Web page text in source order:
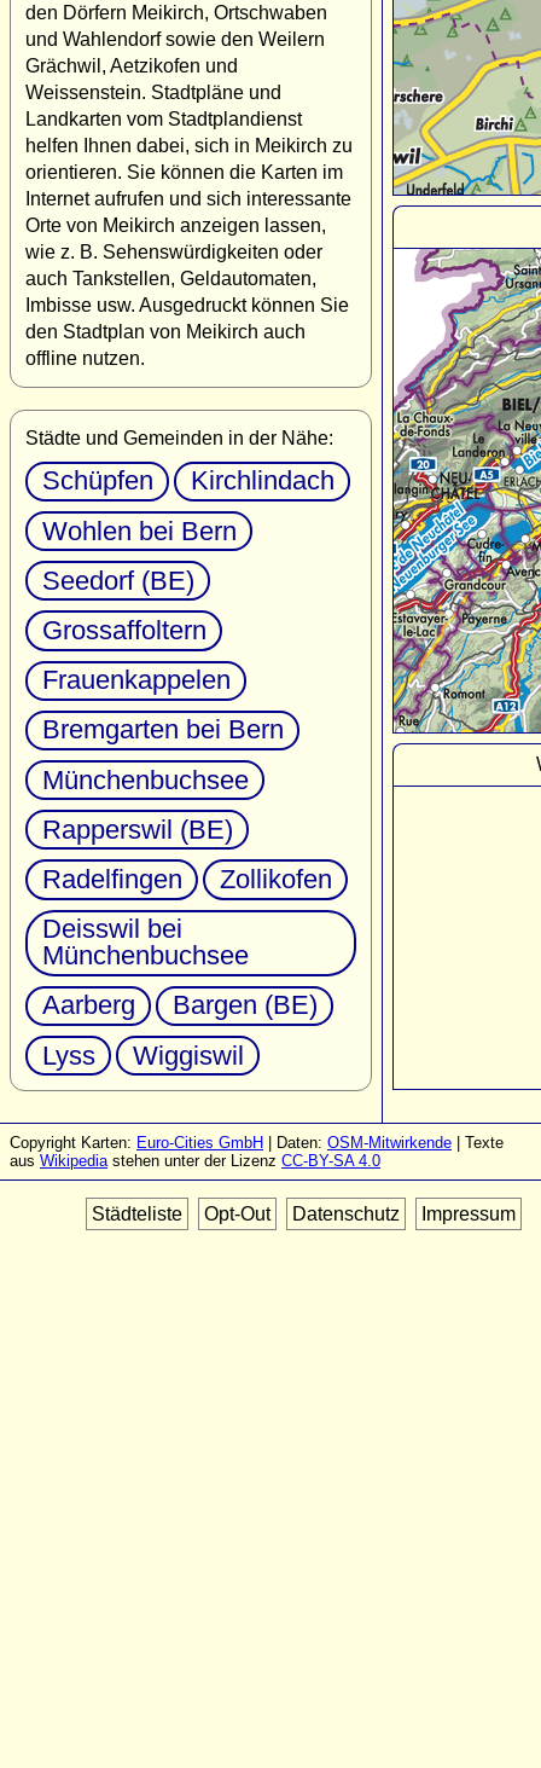
den Dörfern Meikirch, Ortschwaben
und Wahlendorf sowie den Weilern
Grächwil, Aetzikofen und
Weissenstein. Stadtpläne und
Landkarten vom Stadtplandienst
helfen Ihnen dabei, sich in Meikirch zu
orientieren. Sie können die Karten im
Internet aufrufen und sich interessante
Orte von Meikirch anzeigen lassen,
wie z. B. Sehenswürdigkeiten oder
auch Tankstellen, Geldautomaten,
Imbisse usw. Ausgedruckt können Sie
den Stadtplan von Meikirch auch
offline nutzen.
Städte und Gemeinden in der Nähe:
Schüpfen
Kirchlindach
Wohlen bei Bern
Seedorf (BE)
Grossaffoltern
Frauenkappelen
Bremgarten bei Bern
Münchenbuchsee
Rapperswil (BE)
Radelfingen
Zollikofen
Deisswil bei
Münchenbuchsee
Aarberg
Bargen (BE)
Lyss
Wiggiswil
Copyright Karten: Euro-Cities GmbH | Daten: OSM-Mitwirkende | Texte
aus Wikipediastehen unter der Lizenz CC-BY-SA 4.0
Städteliste Opt-Out Datenschutz Impressum